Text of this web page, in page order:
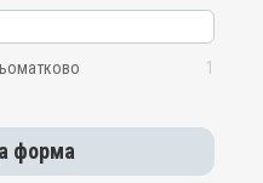
1
форма